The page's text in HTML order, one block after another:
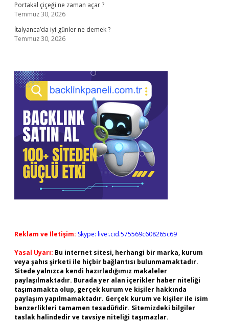
Portakal çiçeği ne zaman açar ?
Temmuz 30, 2026
İtalyanca’da iyi günler ne demek ?
Temmuz 30, 2026
Reklam ve İletişim: Skype: live:.cid.575569c608265c69
Yasal Uyarı: Bu internet sitesi, herhangi bir marka, kurum
veya şahıs şirketi ile hiçbir bağlantısı bulunmamaktadır.
Sitede yalnızca kendi hazırladığımız makaleler
paylaşılmaktadır. Burada yer alan içerikler haber niteliği
taşımamakta olup, gerçek kurum ve kişiler hakkında
paylaşım yapılmamaktadır. Gerçek kurum ve kişiler ile isim
benzerlikleri tamamen tesadüfidir. Sitemizdeki bilgiler
taslak halindedir ve tavsiye niteliği taşımazlar.